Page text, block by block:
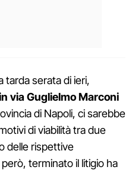
tarda serata di ieri,
via Guglielmo Marconi
di Napoli, ci sarebbe
di viabilità tra due
delle rispettive
terminato il litigio ha